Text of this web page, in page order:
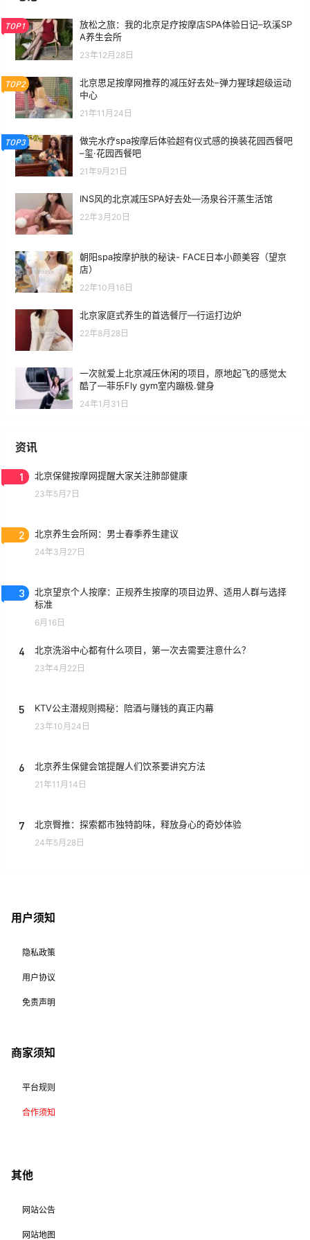
TOP1
放松之旅：我的北京足疗按摩店SPA体验日记–玖溪SP
A养生会所
23年12月28日
TOP2
北京思足按摩网推荐的减压好去处–弹力猩球超级运动
中心
21年11月24日
TOP3
做完水疗spa按摩后体验超有仪式感的换装花园西餐吧
–玺·花园西餐吧
21年9月21日
INS风的北京减压SPA好去处—汤泉谷汗蒸生活馆
22年3月20日
朝阳spa按摩护肤的秘诀- FACE日本小颜美容（望京
店）
22年10月16日
北京家庭式养生的首选餐厅—行运打边炉
22年8月28日
一次就爱上北京减压休闲的项目，原地起飞的感觉太
酷了—菲乐Fly gym室内蹦极.健身
24年1月31日
资讯
1 北京保健按摩网提醒大家关注肺部健康
23年5月7日
2 北京养生会所网：男士春季养生建议
24年3月27日
3
北京望京个人按摩：正规养生按摩的项目边界、适用人群与选择
标准
6月16日
4 北京洗浴中心都有什么项目，第一次去需要注意什么？
23年4月22日
5 KTV公主潜规则揭秘：陪酒与赚钱的真正内幕
23年10月24日
6 北京养生保健会馆提醒人们饮茶要讲究方法
21年11月14日
7 北京臀推：探索都市独特韵味，释放身心的奇妙体验
24年5月28日
用户须知
隐私政策
用户协议
免责声明
商家须知
平台规则
合作须知
其他
网站公告
网站地图